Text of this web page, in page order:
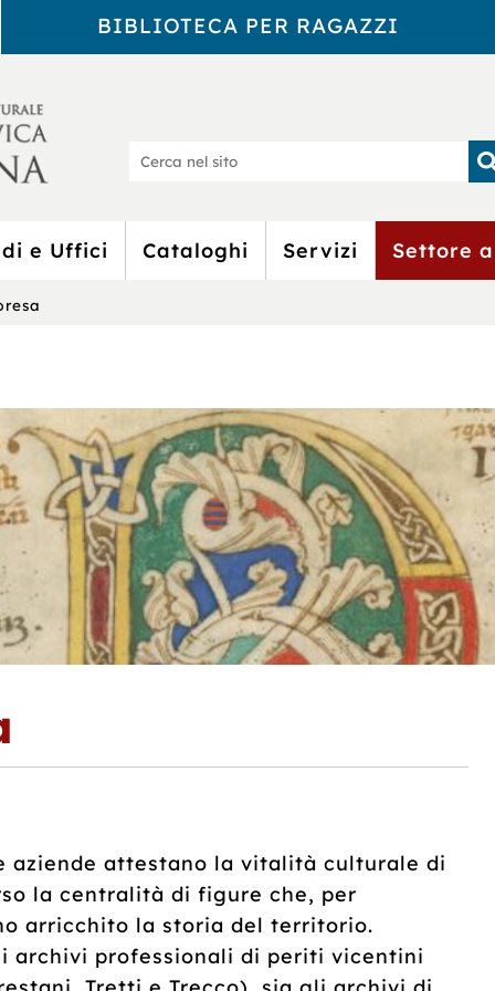
BIBLIOTECA PER RAGAZZI
Biblioteca
nel
e Uffici Cataloghi Servizi Settore
aziende attestano la vitalità culturale di
la centralità di figure che, per
arricchito la storia del territorio.
archivi professionali di periti vicentini